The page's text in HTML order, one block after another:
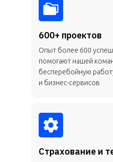
600+ проектов
Опыт более 600
помогают нашей
бесперебойную
и бизнес-сервисов
Страхование и